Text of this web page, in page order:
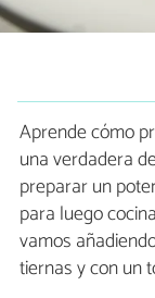
Aprende cómo
una verdadera
preparar un
para luego
vamos
tiernas y con un